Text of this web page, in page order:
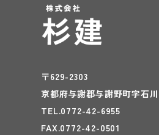
〒629-2303
京都府与謝郡与謝野町字石
TEL.0772-42-6955
FAX.0772-42-0501